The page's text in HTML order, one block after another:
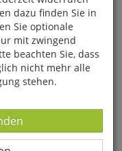
fragen
dazu finden Sie in
Sie optionale
mit zwingend
beachten Sie, dass
nicht mehr alle
stehen.
-